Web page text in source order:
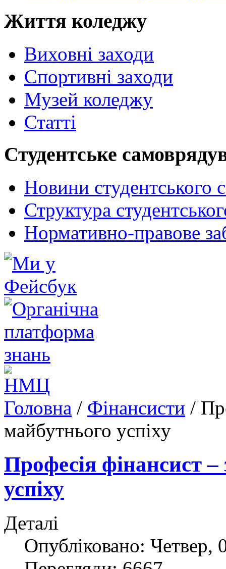
Життя коледжу
Виховні заходи
Спортивні заходи
Музей коледжу
Статті
Студентське
Новини студентського
Структура
Нормативно-правове
Головна / Фінансисти /
майбутнього успіху
Професія фінансист
успіху
Деталі
Опубліковано: Четвер,